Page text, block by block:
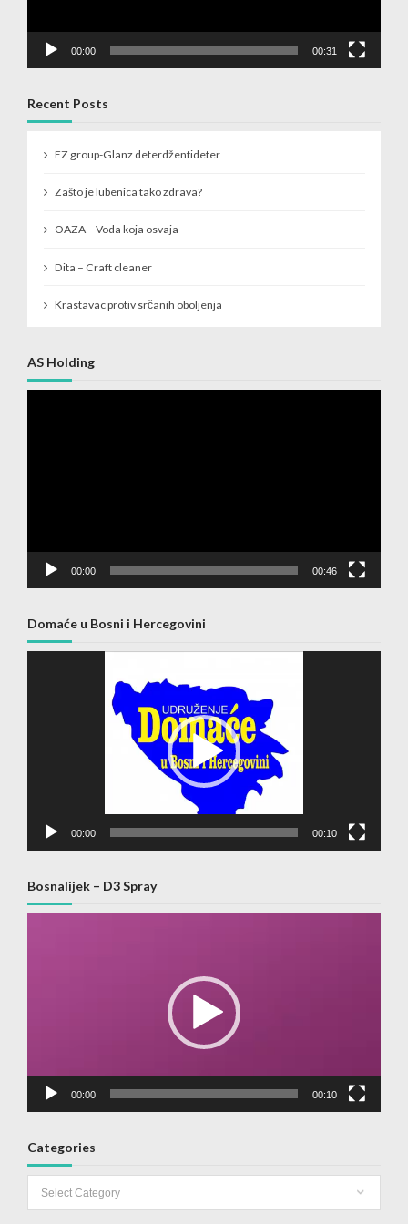
00:00 00:31
Recent Posts
EZ group-Glanz deterdžentideter
Zašto je lubenica tako zdrava?
OAZA – Voda koja osvaja
Dita – Craft cleaner
Krastavac protiv srčanih oboljenja
AS Holding
00:00 00:46
Domaće u Bosni i Hercegovini
00:00 00:10
Bosnalijek – D3 Spray
00:00 00:10
Categories